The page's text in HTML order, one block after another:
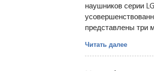
наушников серии
представлены три
Читать далее